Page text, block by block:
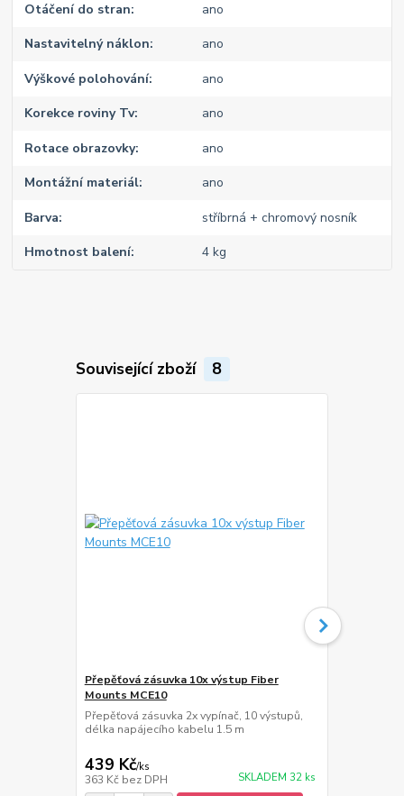
Otáčení do stran ano
Nastavitelný náklon ano
Výškové polohování ano
Korekce roviny Tv ano
Rotace obrazovky ano
Montážní materiál ano
Barva stříbrná + chromový nosník
Hmotnost balení 4 kg
Související zboží 8
Přepěťová zásuvka 10x výstup Fiber
Mounts MCE10
Přepěťová zásuvka 2x vypínač, 10 výstupů,
délka napájecího kabelu 1.5 m
439 Kč/ks
363 Kč bez DPH SKLADEM 32 ks